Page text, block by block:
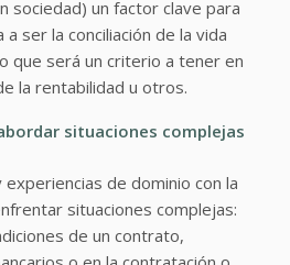
sociedad) un factor clave para
ser la conciliación de la vida
que será un criterio a tener en
la rentabilidad u otros.
situaciones complejas
de dominio con la
situaciones complejas:
de un contrato,